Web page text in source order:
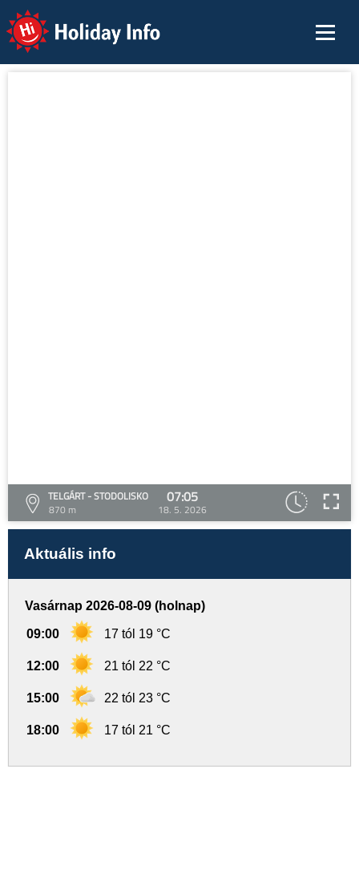
Holiday Info
TELGÁRT - STODOLISKO
870 m
07:05
18. 5. 2026
Aktuális info
Vasárnap 2026-08-09 (holnap)
09:00 17 tól 19 °C
12:00 21 tól 22 °C
15:00 22 tól 23 °C
18:00 17 tól 21 °C